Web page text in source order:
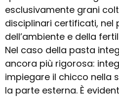
esclusivamente grani
disciplinari certificati, nel
dell’ambiente e della
Nel caso della pasta
ancora più rigorosa:
impiegare il chicco nella
la parte esterna. È